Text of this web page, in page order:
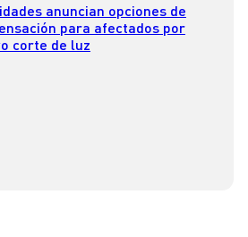
anuncian opciones de
para afectados por
corte de luz